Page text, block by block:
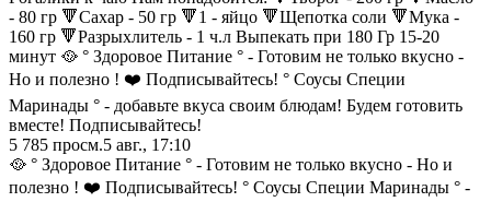
- 80 гр 🔻Сахар - 50 гр 🔻1 - яйцо 🔻Щепотка соли 🔻Мука -
160 гр 🔻Разрыхлитель - 1 ч.л Выпекать при 180 Гр 15-20
минут 🥘 ° Здоровое Питание ° - Готовим не только вкусно -
Но и полезно ! ❤️ Подписывайтесь! ° Соусы Специи
Маринады ° - добавьте вкуса своим блюдам! Будем готовить
вместе! Подписывайтесь!
5 785 просм.5 авг., 17:10
🥘 ° Здоровое Питание ° - Готовим не только вкусно - Но и
полезно ! ❤️ Подписывайтесь! ° Соусы Специи Маринады ° -